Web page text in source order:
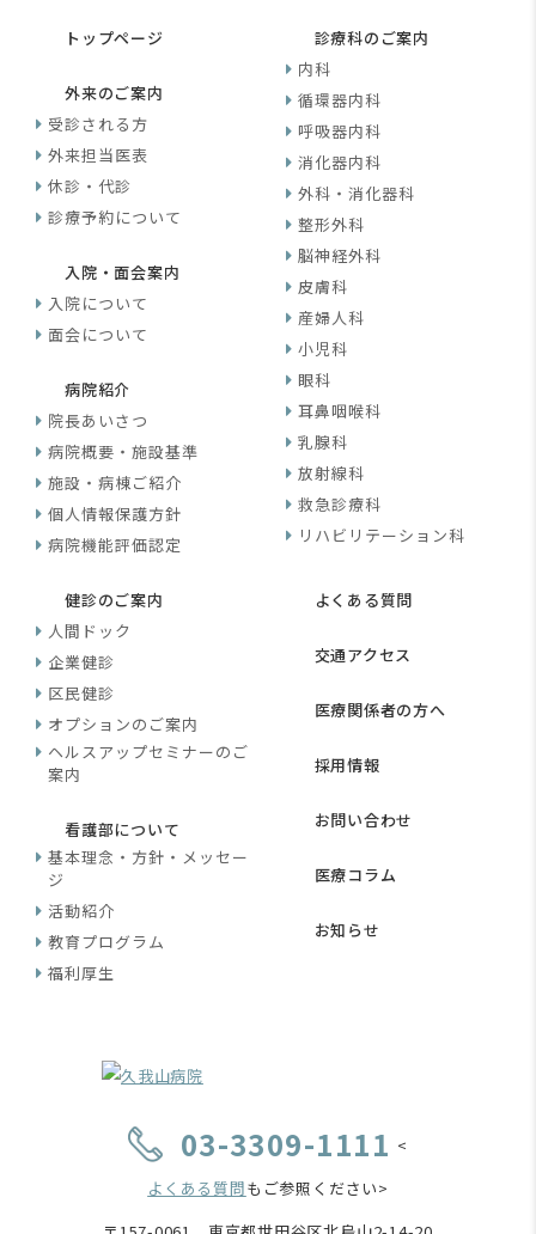
トップページ
外来のご案内
受診される方
外来担当医表
休診・代診
診療予約について
入院・面会案内
入院について
面会について
病院紹介
院長あいさつ
病院概要・施設基準
施設・病棟ご紹介
個人情報保護方針
病院機能評価認定
診療科のご案内
内科
循環器内科
呼吸器内科
消化器内科
外科・消化器科
整形外科
脳神経外科
皮膚科
産婦人科
小児科
眼科
耳鼻咽喉科
乳腺科
放射線科
救急診療科
リハビリテーション科
健診のご案内
人間ドック
企業健診
区民健診
オプションのご案内
ヘルスアップセミナーのご
案内
看護部について
基本理念・方針・メッセー
ジ
活動紹介
教育プログラム
福利厚生
よくある質問
交通アクセス
医療関係者の方へ
採用情報
お問い合わせ
医療コラム
お知らせ
03-3309-1111 <
よくある質問もご参照ください>